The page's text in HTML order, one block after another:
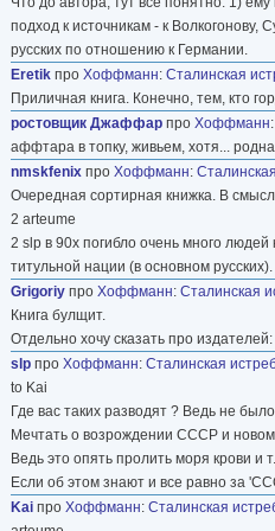
подход к источникам - к
русских по отношению к Германии.
Eretik про Хоффманн: Сталинская
Приличная книга. Конечно, тем, кто
ростовщик Джаффар про Хоффманн:
аффтара в топку, живьем, хотя...
nmskfenix про Хоффманн:
Очередная сортирная книжка. В
2 arteume
2 slp в 90х погибло очень много
титульной нации (в основном русских).
Grigoriy про Хоффманн: Сталинская
Книга булщит.
Отдельно хочу сказать про
slp про Хоффманн: Сталинская
to Kai
Где вас таких разводят ? Ведь не
Мечтать о возрождении СССР и новом
Ведь это опять пролить моря крови и
Если об этом знают и все равно за
Kai про Хоффманн: Сталинская